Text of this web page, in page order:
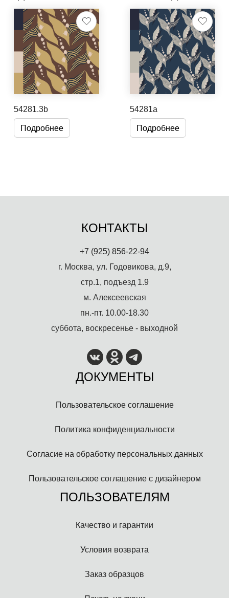
54281.3b
Подробнее
54281a
Подробнее
КОНТАКТЫ
+7 (925) 856-22-94
г. Москва, ул. Годовикова, д.9,
стр.1, подъезд 1.9
м. Алексеевская
пн.-пт. 10.00-18.30
суббота, воскресенье - выходной
ДОКУМЕНТЫ
Пользовательское соглашение
Политика конфиденциальности
Согласие на обработку персональных данных
Пользовательское соглашение с дизайнером
ПОЛЬЗОВАТЕЛЯМ
Качество и гарантии
Условия возврата
Заказ образцов